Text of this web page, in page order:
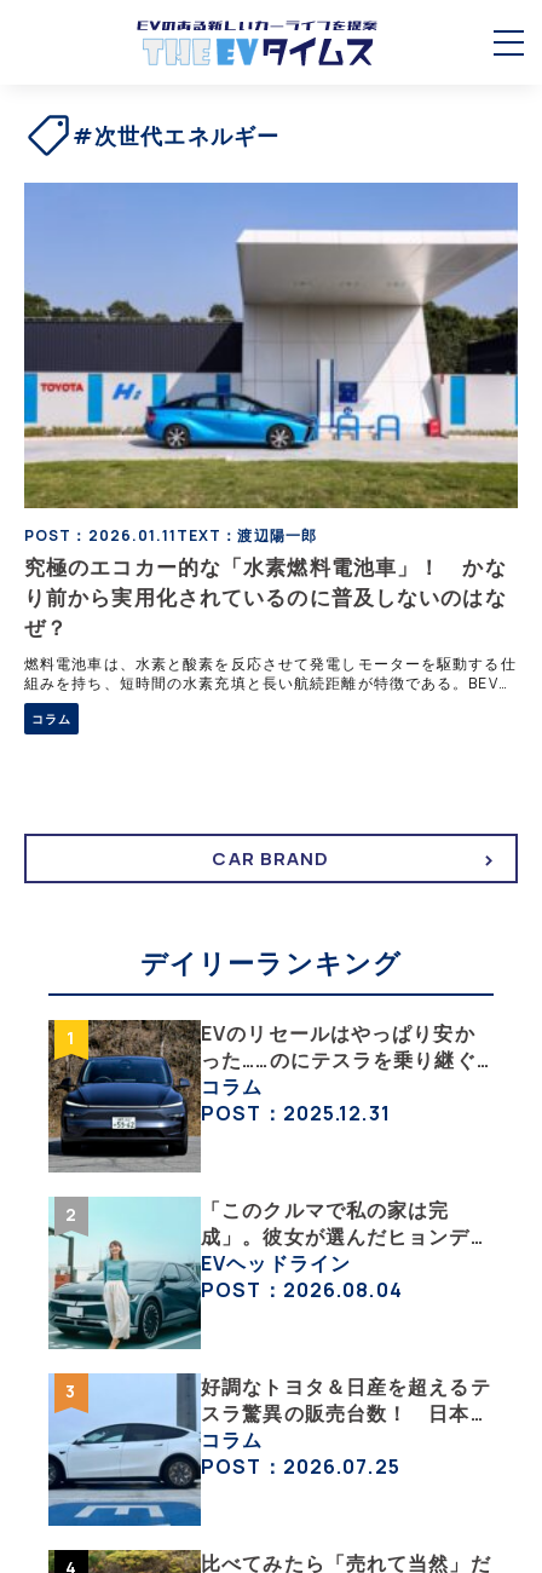
#次世代エネルギー
POST：2026.01.11TEXT：渡辺陽一郎
究極のエコカー的な「水素燃料電池車」！ かな
り前から実用化されているのに普及しないのはな
ぜ？
燃料電池車は、水素と酸素を反応させて発電しモーターを駆動する仕
組みを持ち、短時間の水素充填と長い航続距離が特徴である。BEVと
比べて補給時間の短さは大きな利点だが、水素ステーションの数は全
国で約150箇所にとどまり、利用できる地域は限られる。また水素価
格の上昇により、走行コストはハイブリッド車を上回る水準に達して
コラム
CAR BRAND
デイリーランキング
EVのリセールはやっぱり安か
った……のにテスラを乗り継ぐ
ってどういうこと？ 【テスラ
沼にはまった大学教授のEV生
コラム
POST：2025.12.31
「このクルマで私の家は完
成」。彼女が選んだヒョンデ
「IONIQ 5」の「エネルギーハ
ック」な生活【ななみんEVレ
EVヘッドライン
POST：2026.08.04
好調なトヨタ＆日産を超えるテ
スラ驚異の販売台数！ 日本の
EV市場はますます拡大
コラム
POST：2026.07.25
比べてみたら「売れて当然」だ